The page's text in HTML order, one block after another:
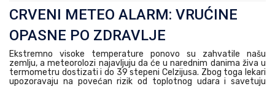
CRVENI METEO ALARM: VRUĆINE
OPASNE PO ZDRAVLJE
Ekstremno visoke temperature ponovo su zahvatile našu
zemlju, a meteorolozi najavljuju da će u narednim danima živa u
termometru dostizati i do 39 stepeni Celzijusa. Zbog toga lekari
upozoravaju na povećan rizik od toplotnog udara i savetuju